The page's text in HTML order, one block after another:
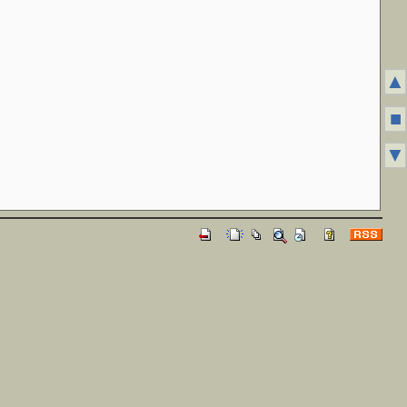
▲
■
▼